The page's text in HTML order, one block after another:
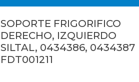
SOPORTE FRIGORIFICO
DERECHO, IZQUIERDO
SILTAL, 0434386, 0434387
FDT001211